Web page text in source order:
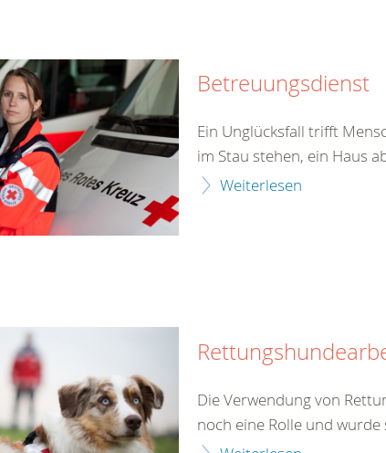
Betreuungsdienst
Ein Unglücksfall trifft
im Stau stehen, ein Haus
Weiterlesen
Die Verwendung von
noch eine Rolle und